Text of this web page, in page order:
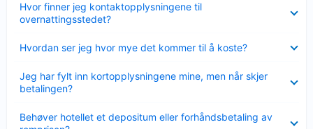
Hvor finner jeg kontaktopplysningene til
overnattingsstedet?
mindre
Hvordan ser jeg hvor mye det kommer til å koste?
mindre
Jeg har fylt inn kortopplysningene mine, men når skjer
betalingen?
mindre
Behøver hotellet et depositum eller forhåndsbetaling av
mindre